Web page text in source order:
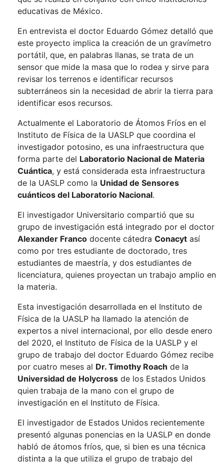
educativas de México.
En entrevista el doctor Eduardo Gómez detalló que
este proyecto implica la creación de un gravímetro
portátil, que, en palabras llanas, se trata de un
sensor que mide la masa que lo rodea y sirve para
revisar los terrenos e identificar recursos
subterráneos sin la necesidad de abrir la tierra para
identificar esos recursos.
Actualmente el Laboratorio de Átomos Fríos en el
Instituto de Física de la UASLP que coordina el
investigador potosino, es una infraestructura que
forma parte del Laboratorio Nacional de Materia
Cuántica, y está considerada esta infraestructura
de la UASLP como la Unidad de Sensores
cuánticos del Laboratorio Nacional.
El investigador Universitario compartió que su
grupo de investigación está integrado por el doctor
Alexander Franco docente cátedra Conacyt así
como por tres estudiante de doctorado, tres
estudiantes de maestría, y dos estudiantes de
licenciatura, quienes proyectan un trabajo amplio en
la materia.
Esta investigación desarrollada en el Instituto de
Física de la UASLP ha llamado la atención de
expertos a nivel internacional, por ello desde enero
del 2020, el Instituto de Física de la UASLP y el
grupo de trabajo del doctor Eduardo Gómez recibe
por cuatro meses al Dr. Timothy Roach de la
Universidad de Holycross de los Estados Unidos
quien trabaja de la mano con el grupo de
investigación en el Instituto de Física.
El investigador de Estados Unidos recientemente
presentó algunas ponencias en la UASLP en donde
habló de átomos fríos, que, si bien es una técnica
distinta a la que utiliza el grupo de trabajo del